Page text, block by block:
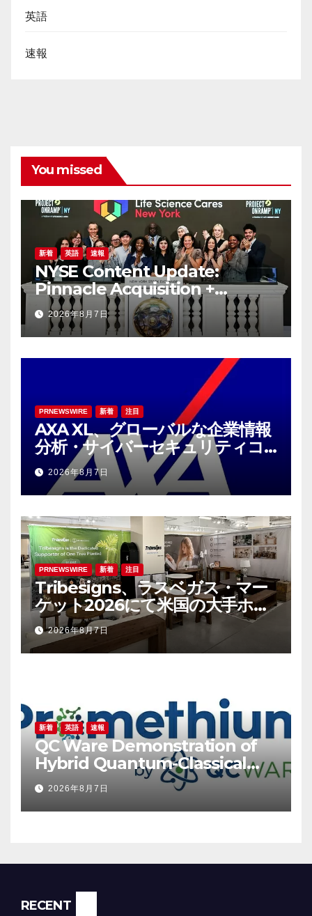
英語
速報
You missed
新着 英語 速報
NYSE Content Update:
Pinnacle Acquisition +
Ticketplus to Debut for
Trade
2026年8月7日
PRNEWSWIRE 新着 注目
AXA XL、グローバルな企業情報
分析・サイバーセキュリティコ
ンサルティング会社であるS-RM
を買収へ
2026年8月7日
PRNEWSWIRE 新着 注目
Tribesigns、ラスベガス・マー
ケット2026にて米国の大手ホー
ム用品小売業者との連携を拡大
2026年8月7日
新着 英語 速報
QC Ware Demonstration of
Hybrid Quantum-Classical
Workflow Using Promethium
and IBM Quantum
2026年8月7日
RECENT